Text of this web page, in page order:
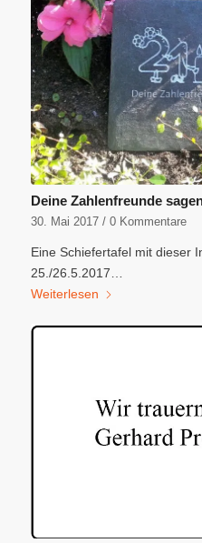
Deine Zahlenfreunde
30. Mai 2017 / 0 Kommentare
Eine Schiefertafel mit dieser
25./26.5.2017…
Weiterlesen